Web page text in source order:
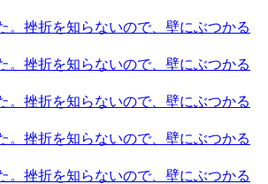
。挫折を知らないので、壁にぶつかる
。挫折を知らないので、壁にぶつかる
。挫折を知らないので、壁にぶつかる
。挫折を知らないので、壁にぶつかる
。挫折を知らないので、壁にぶつかる